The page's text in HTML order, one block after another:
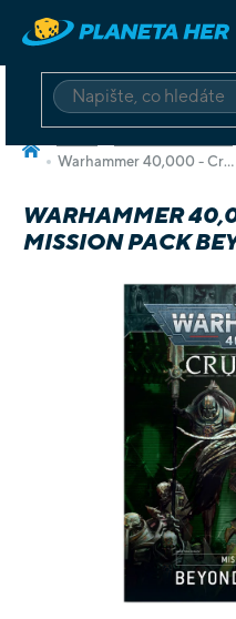
obsah
Warhammer 40,000 - Crusade: Mission Pack Beyond the Veil
WARHAMMER
MISSION PACK